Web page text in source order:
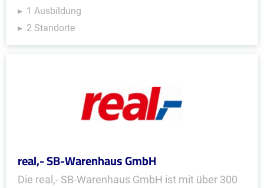
1 Ausbildung
2 Standorte
real,- SB-Warenhaus GmbH
Die real,- SB-Warenhaus GmbH ist mit über 300